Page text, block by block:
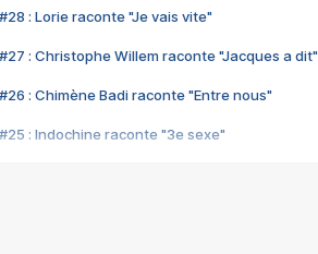
#28 : Lorie raconte "Je vais vite"
#27 : Christophe Willem raconte "Jacques a dit"
#26 : Chimène Badi raconte "Entre nous"
#25 : Indochine raconte "3e sexe"